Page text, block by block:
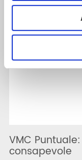
VMC
consapevole